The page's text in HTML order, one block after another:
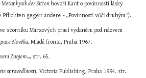
Metaphysik der Sitten hovoří Kant o povinnosti lásky
Pflichten gegen andere - „Povinnosti vůči druhým").
člověka, Mladá fronta, Praha 1967.
Znojem..., str. 65.
spravedlnosti, Victoria Publishing, Praha 1994, str.